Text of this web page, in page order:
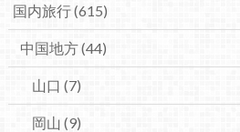
国内旅行(615)
中国地方(44)
山口 (7)
岡山 (9)